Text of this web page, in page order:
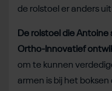
de rolstoel er anders
De rolstoel die
Ortho-Innovatief
om te kunnen
armen is bij het boksen